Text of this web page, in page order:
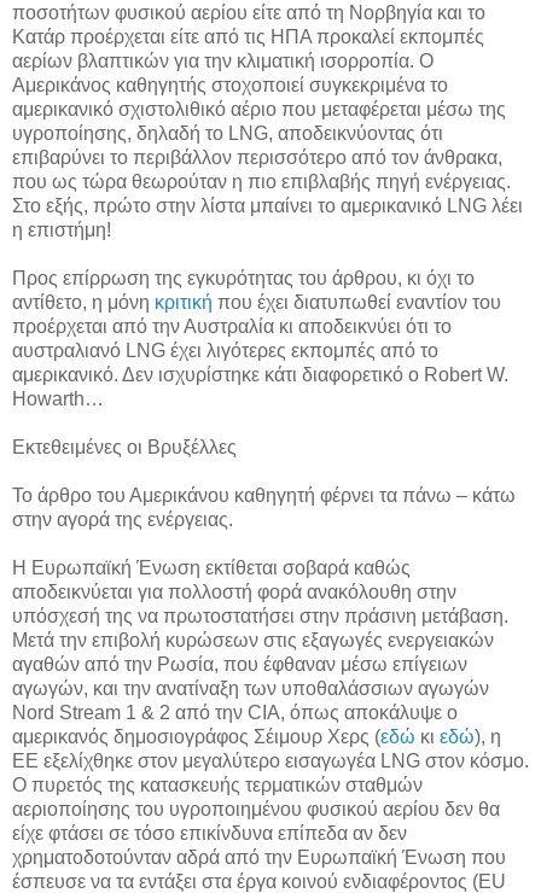
ποσοτήτων φυσικού αερίου είτε από τη Νορβηγία και το
Κατάρ προέρχεται είτε από τις ΗΠΑ προκαλεί εκπομπές
αερίων βλαπτικών για την κλιματική ισορροπία. Ο
Αμερικάνος καθηγητής στοχοποιεί συγκεκριμένα το
αμερικανικό σχιστολιθικό αέριο που μεταφέρεται μέσω της
υγροποίησης, δηλαδή το LNG, αποδεικνύοντας ότι
επιβαρύνει το περιβάλλον περισσότερο από τον άνθρακα,
που ως τώρα θεωρούταν η πιο επιβλαβής πηγή ενέργειας.
Στο εξής, πρώτο στην λίστα μπαίνει το αμερικανικό LNG λέει
η επιστήμη!
Προς επίρρωση της εγκυρότητας του άρθρου, κι όχι το
αντίθετο, η μόνη κριτική που έχει διατυπωθεί εναντίον του
προέρχεται από την Αυστραλία κι αποδεικνύει ότι το
αυστραλιανό LNG έχει λιγότερες εκπομπές από το
αμερικανικό. Δεν ισχυρίστηκε κάτι διαφορετικό ο Robert W.
Howarth…
Εκτεθειμένες οι Βρυξέλλες
Το άρθρο του Αμερικάνου καθηγητή φέρνει τα πάνω – κάτω
στην αγορά της ενέργειας.
Η Ευρωπαϊκή Ένωση εκτίθεται σοβαρά καθώς
αποδεικνύεται για πολλοστή φορά ανακόλουθη στην
υπόσχεσή της να πρωτοστατήσει στην πράσινη μετάβαση.
Μετά την επιβολή κυρώσεων στις εξαγωγές ενεργειακών
αγαθών από την Ρωσία, που έφθαναν μέσω επίγειων
αγωγών, και την ανατίναξη των υποθαλάσσιων αγωγών
Nord Stream 1 & 2 από την CIA, όπως αποκάλυψε ο
αμερικανός δημοσιογράφος Σέιμουρ Χερς (εδώ κι εδώ), η
ΕΕ εξελίχθηκε στον μεγαλύτερο εισαγωγέα LNG στον κόσμο.
O πυρετός της κατασκευής τερματικών σταθμών
αεριοποίησης του υγροποιημένου φυσικού αερίου δεν θα
είχε φτάσει σε τόσο επικίνδυνα επίπεδα αν δεν
χρηματοδοτούνταν αδρά από την Ευρωπαϊκή Ένωση που
έσπευσε να τα εντάξει στα έργα κοινού ενδιαφέροντος (EU